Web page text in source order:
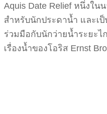
Aquis Date Relief หนึ่งใน
สำหรับนักประดาน้ำ และเ
ร่วมมือกับนักว่ายน้ำระยะ
เรื่องน้ำของโอริส Ernst